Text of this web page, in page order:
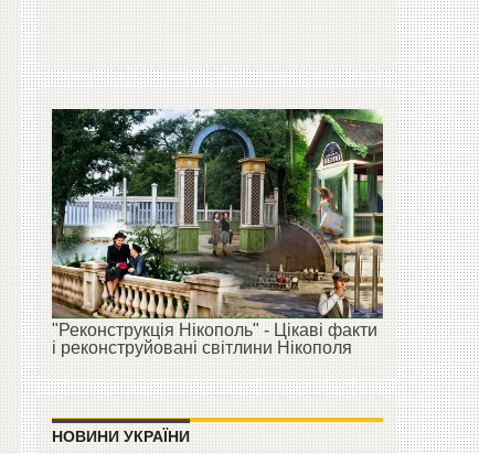
"Реконструкція Нікополь" - Цікаві факти
і реконструйовані світлини Нікополя
НОВИНИ УКРАЇНИ